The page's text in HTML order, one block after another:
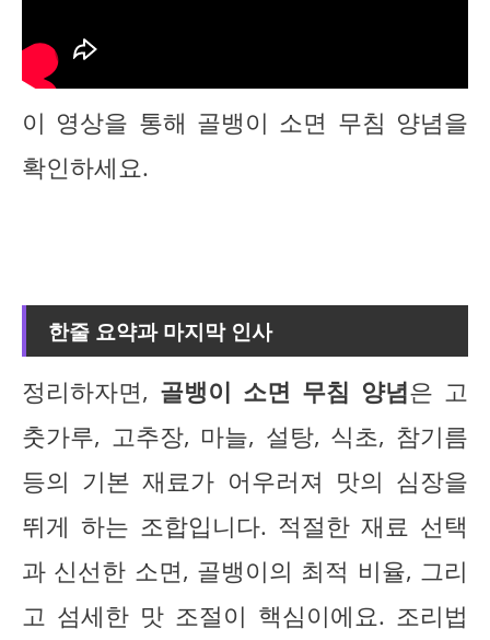
이 영상을 통해 골뱅이 소면 무침 양념을
확인하세요.
한줄 요약과 마지막 인사
정리하자면, 골뱅이 소면 무침 양념은 고
춧가루, 고추장, 마늘, 설탕, 식초, 참기름
등의 기본 재료가 어우러져 맛의 심장을
뛰게 하는 조합입니다. 적절한 재료 선택
과 신선한 소면, 골뱅이의 최적 비율, 그리
고 섬세한 맛 조절이 핵심이에요. 조리법